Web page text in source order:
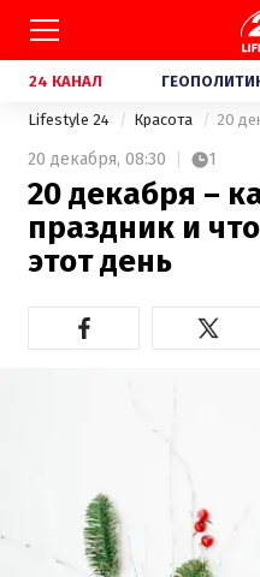
24 КАНАЛ
Lifestyle 24 Красота
20 декабря, 08:30 1
20 декабря –
праздник и
этот день